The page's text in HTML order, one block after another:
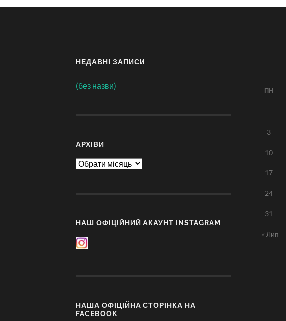
НЕДАВНІ ЗАПИСИ
(без назви)
АРХІВИ
Архіви
НАШ ОФІЦІЙНИЙ АКАУНТ INSTAGRAM
НАША ОФІЦІЙНА СТОРІНКА НА
FACEBOOK
ПН
3
10
17
24
31
« Лип